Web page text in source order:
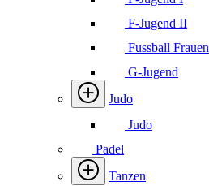
F-Jugend II
Fussball Frauen
G-Jugend
Judo
Judo
Padel
Tanzen